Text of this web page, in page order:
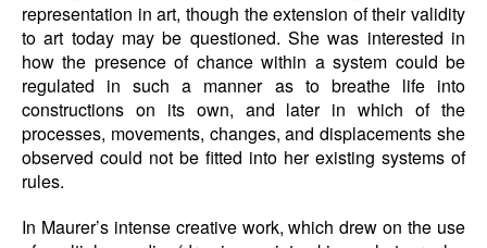
representation in art, though the extension of their validity
to art today may be questioned. She was interested in
how the presence of chance within a system could be
regulated in such a manner as to breathe life into
constructions on its own, and later in which of the
processes, movements, changes, and displacements she
observed could not be fitted into her existing systems of
rules.
In Maurer’s intense creative work, which drew on the use